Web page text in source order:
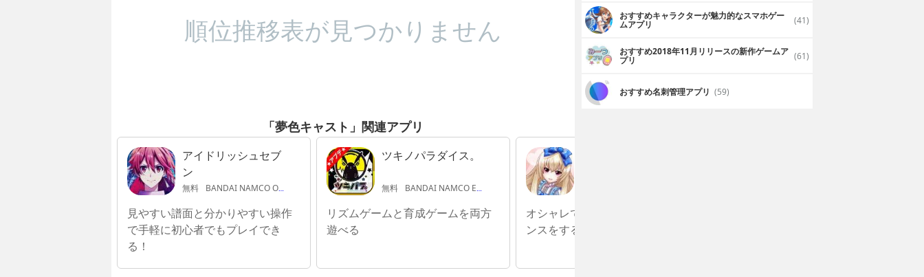
順位推移表が見つかりません
「夢色キャスト」関連アプリ
アイドリッシュセブ
ン
無料 BANDAI NAMCO Online Inc.
見やすい譜面と分かりやすい操作
で手軽に初心者でもプレイでき
る！
ツキノパラダイス。
無料 BANDAI NAMCO Entertainment Inc.
リズムゲームと育成ゲームを両方
遊べる
オシャレでキュートなキャラがダ
ンスをする
おすすめキャラクターが魅力的なスマホゲー
ムアプリ (41)
おすすめ2018年11月リリースの新作ゲームア
プリ (61)
おすすめ名刺管理アプリ (59)